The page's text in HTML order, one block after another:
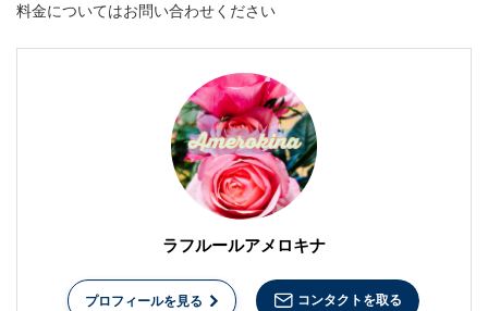
料金についてはお問い合わせください
ラフルールアメロキナ
プロフィールを見る コンタクトを取る